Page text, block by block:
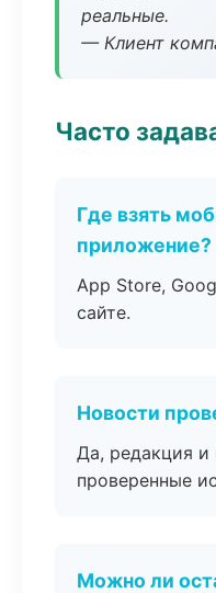
реальные.
— Клиент
Часто
Где взять
приложение?
App Store,
сайте.
Новости
Да, редакция и
проверенные
Можно ли